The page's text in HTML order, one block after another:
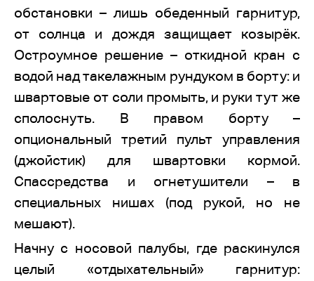
обстановки – лишь обеденный гарнитур,
от солнца и дождя защищает козырёк.
Остроумное решение – откидной кран с
водой над такелажным рундуком в борту: и
швартовые от соли промыть, и руки тут же
сполоснуть. В правом борту –
опциональный третий пульт управления
(джойстик) для швартовки кормой.
Спассредства и огнетушители – в
специальных нишах (под рукой, но не
мешают).
Начну с носовой палубы, где раскинулся
целый «отдыхательный» гарнитур: